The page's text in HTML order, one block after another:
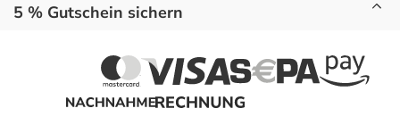
5 % Gutschein sichern